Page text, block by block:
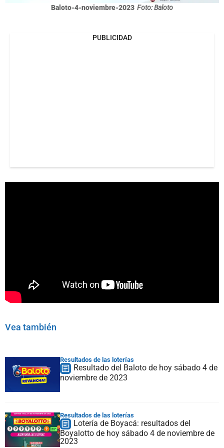
Baloto-4-noviembre-2023 Foto: Baloto
PUBLICIDAD
Vea también
Resultados de las loterías
Resultado del Baloto de hoy sábado 4 de
noviembre de 2023
Resultados de las loterías
Lotería de Boyacá: resultados del
Boyalotto de hoy sábado 4 de noviembre de
2023